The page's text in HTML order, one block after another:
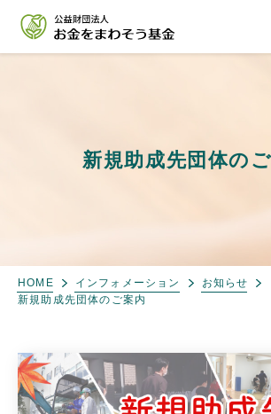
新規助成先団体の
HOME インフォメーション
お知らせ
新規助成先団体のご案内